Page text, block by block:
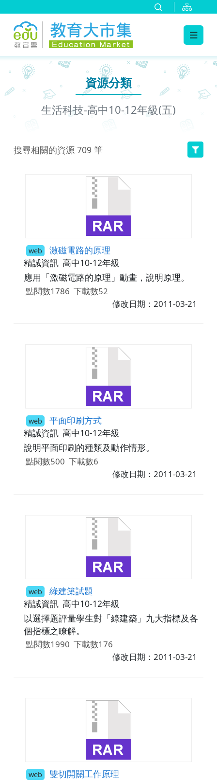
資源分類
生活科技-高中10-12年級(五)
搜尋相關的資源 709 筆
web 激磁電路的原理
精誠資訊 高中10-12年級
應用「激磁電路的原理」動畫，說明原理。
點閱數1786 下載數52
修改日期：2011-03-21
web 平面印刷方式
精誠資訊 高中10-12年級
說明平面印刷的種類及動作情形。
點閱數500 下載數6
修改日期：2011-03-21
web 綠建築試題
精誠資訊 高中10-12年級
以選擇題評量學生對「綠建築」九大指標及各
個指標之瞭解。
點閱數1990 下載數176
修改日期：2011-03-21
web 雙切開關工作原理